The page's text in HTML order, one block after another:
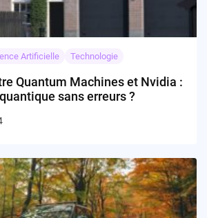
Artificielle Technologie
Quantum Machines et Nvidia :
sans erreurs ?